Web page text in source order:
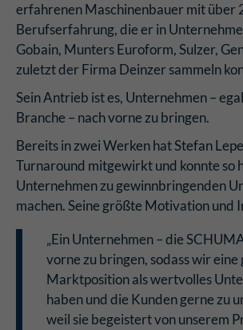
erfahrenen Maschinenbauer mit über
Berufserfahrung, die er in
Gobain, Munters Euroform, Sulzer,
zuletzt der Firma Deinzer sammeln
Sein Antrieb ist es, Unternehmen –
Branche – nach vorne zu bringen.
Bereits in zwei Werken hat Stefan
Turnaround mitgewirkt und konnte so
Unternehmen zu gewinnbringenden
machen. Seine größte Motivation und
„Ein Unternehmen – die
vorne zu bringen, sodass wir eine
Marktposition als wertvolles
haben und die Kunden gerne zu
weil sie begeistert von unserem